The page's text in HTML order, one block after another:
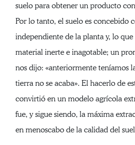
suelo para obtener un producto
Por lo tanto, el suelo es concebido
independiente de la planta y, lo
material inerte e inagotable; un
nos dijo: «anteriormente teníamos
tierra no se acaba». El hacerlo de
convirtió en un modelo agrícola
fue, y sigue siendo, la máxima
en menoscabo de la calidad del